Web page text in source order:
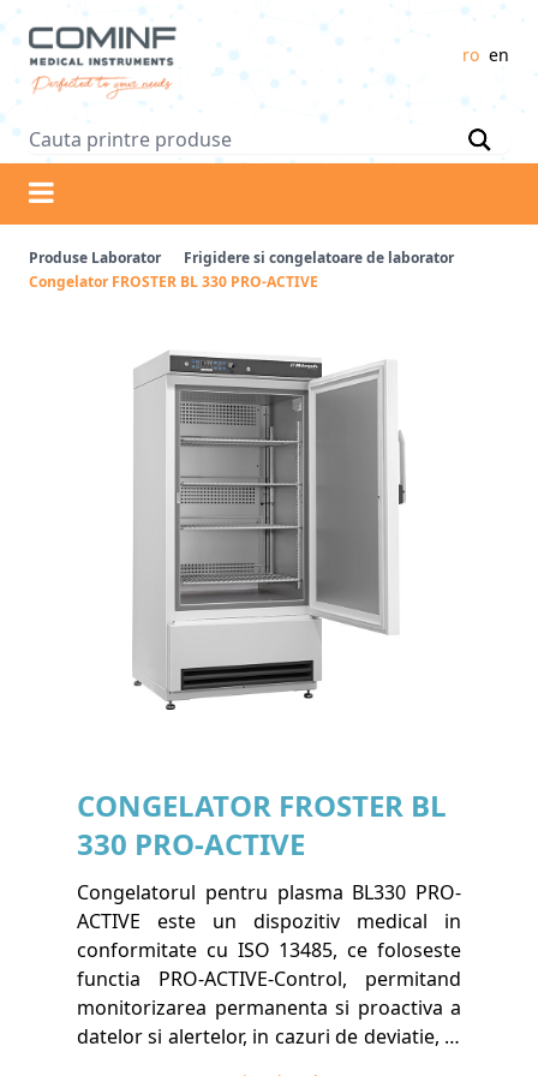
Logo
ro en
Produse Laborator
Frigidere si congelatoare de laborator
Congelator FROSTER BL 330 PRO-ACTIVE
CONGELATOR FROSTER BL
330 PRO-ACTIVE
Congelatorul pentru plasma BL330 PRO-
ACTIVE este un dispozitiv medical in
conformitate cu ISO 13485, ce foloseste
functia PRO-ACTIVE-Control, permitand
monitorizarea permanenta si proactiva a
datelor si alertelor, in cazuri de deviatie, in